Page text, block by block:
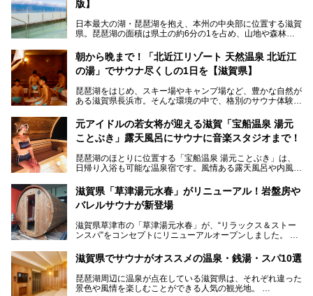
版】
日本最大の湖・琵琶湖を抱え、本州の中央部に位置する滋賀
県。琵琶湖の面積は県土の約6分の1を占め、山地や森林部
して栄え、県内には世界遺産の比叡山延暦寺、天守が国宝に
指定されている彦根城、国の特別史跡の安土城跡など、多数
の史跡があります。
琵琶湖の雄大な景色を眺めながら入れる施設もありますよ。
朝から晩まで！「北近江リゾート 天然温泉 北近江
の湯」でサウナ尽くしの1日を【滋賀県】
琵琶湖をはじめ、スキー場やキャンプ場など、豊かな自然が
ある滋賀県長浜市。そんな環境の中で、格別のサウナ体験を
今回は、「北近江リゾート 天然温泉 北近江の湯」で朝から
晩まで楽しめる過ごし方をご紹介！ サウナ設備やサウナド
違いなしですよ。
───
この記事は北近江リゾート 天然温泉 北近江の湯のPR記事で
す。
元アイドルの若女将が迎える滋賀「宝船温泉 湯元
ことぶき」露天風呂にサウナに音楽スタジオまで！
琵琶湖のほとりに位置する「宝船温泉 湯元ことぶき」は、
日帰り入浴も可能な温泉宿です。風情ある露天風呂や内風
ープン。湖からそよぐ爽やかな風を感じながらサウナと温泉
が楽しめます。
を打てるのも醍醐味の一つ。そして、若女将はなんと「元ア
イドル」の現役アーティスト。音楽スタジオまで備えたユニ
滋賀県「草津湯元水春」がリニューアル！岩盤房や
バレルサウナが新登場
滋賀県草津市の「草津湯元水春」が、“リラックス＆ストー
ンスパ”をコンセプトにリニューアルオープンしました。
たほか、岩盤房やバレルサウナも新設されました。さらに地
産地消をテーマにしたレストランメニューもパワーアップ。
今回新しくなった「草津湯元水春」の魅力を余すところなく
紹介します。
滋賀県でサウナがオススメの温泉・銭湯・スパ10選
琵琶湖周辺に温泉が点在している滋賀県は、それぞれ違った
景色や風情を楽しむことができる人気の観光地。